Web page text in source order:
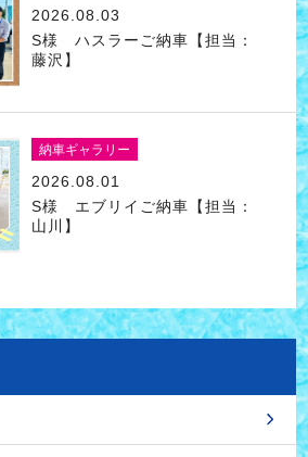
2026.08.03
S様 ハスラーご納車【担当：
藤沢】
納車ギャラリー
2026.08.01
S様 エブリイご納車【担当：
山川】